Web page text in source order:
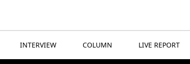
INTERVIEW COLUMN LIVE REPORT